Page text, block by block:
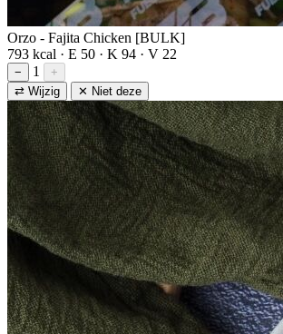
Orzo - Fajita Chicken [BULK]
793 kcal · E 50 · K 94 · V 22
− 1
+
⇄ Wijzig
✕ Niet deze